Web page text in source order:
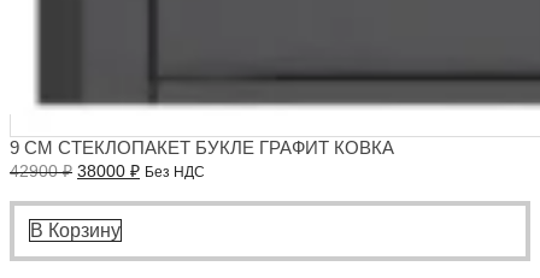
9 СМ СТЕКЛОПАКЕТ БУКЛЕ ГРАФИТ КОВКА
42900₽ Первоначальная
составляла
42900 ₽.
38000 ₽Текущая
38000 ₽.
Без НДС
В Корзину